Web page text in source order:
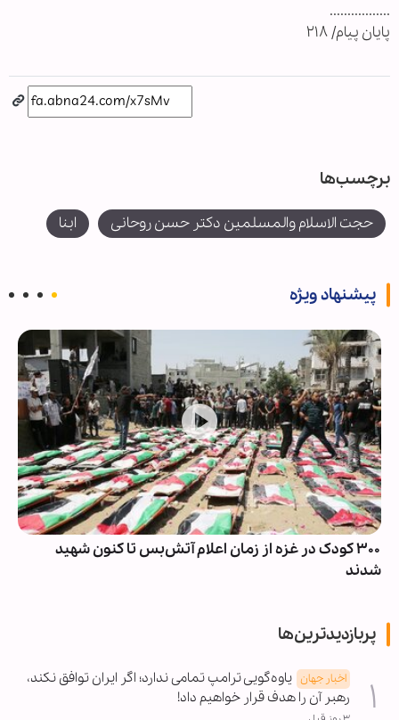
.................
پایان پیام/ ۲۱۸
برچسب‌ها
حجت الاسلام والمسلمین دکتر حسن روحانی ابنا
پیشنهاد ویژه
الگوی مدیریت اقتصادی زنان در بوته آزمایش جنگ
پربازدیدترین‌ها
اخبار جهان یاوه‌گویی ترامپ تمامی ندارد؛ اگر ایران توافق نکند،
رهبر آن را هدف قرار خواهیم داد!